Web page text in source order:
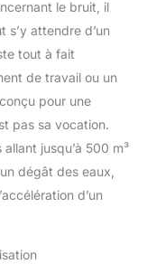
le bruit, il
s’y attendre d’un
tout à fait
de travail ou un
pour une
pas sa vocation.
jusqu’à 500 m³
dégât des eaux,
d’un